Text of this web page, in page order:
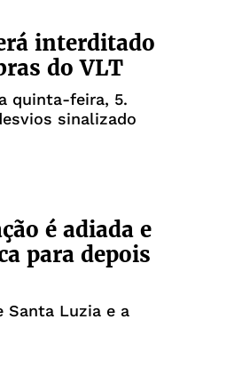
interditado
do VLT
quinta-feira, 5.
sinalizado
é adiada e
para depois
Santa Luzia e a